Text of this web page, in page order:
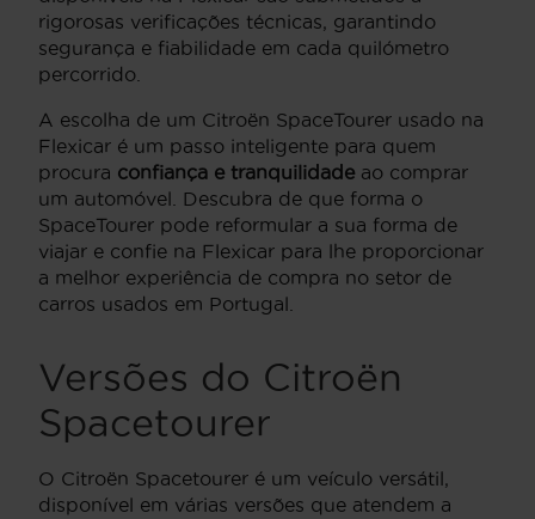
rigorosas verificações técnicas, garantindo
segurança e fiabilidade em cada quilómetro
percorrido.
A escolha de um Citroën SpaceTourer usado na
Flexicar é um passo inteligente para quem
procura confiança e tranquilidade ao comprar
um automóvel. Descubra de que forma o
SpaceTourer pode reformular a sua forma de
viajar e confie na Flexicar para lhe proporcionar
a melhor experiência de compra no setor de
carros usados em Portugal.
Versões do Citroën
Spacetourer
O Citroën Spacetourer é um veículo versátil,
disponível em várias versões que atendem a